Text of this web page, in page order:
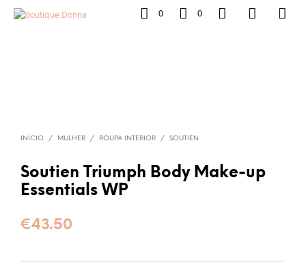
0 0
INÍCIO / MULHER / ROUPA INTERIOR / SOUTIEN
Soutien Triumph Body Make-up
Essentials WP
€43.50